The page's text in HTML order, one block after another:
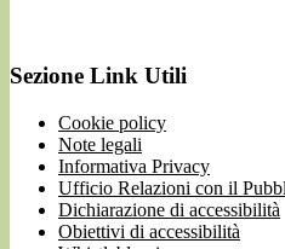
Sezione Link Utili
Cookie policy
Note legali
Informativa Privacy
Ufficio Relazioni con il
Dichiarazione di accessibilità
Obiettivi di accessibilità